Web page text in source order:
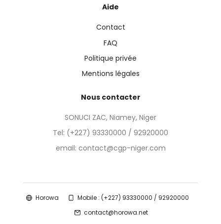
Aide
Contact
FAQ
Politique privée
Mentions légales
Nous contacter
SONUCI ZAC, Niamey, Niger
Tel: (+227) 93330000 / 92920000
email: contact@cgp-niger.com
Horowa
Mobile : (+227) 93330000 / 92920000
contact@horowa.net